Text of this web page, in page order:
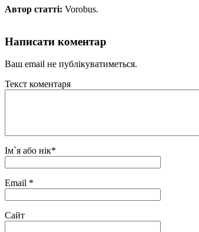
Автор статті: Vorobus.
Написати коментар
Ваш email не публікуватиметься.
Текст коментаря
Ім`я або нік*
Email *
Сайт